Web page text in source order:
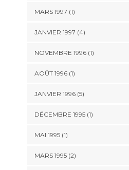
MARS 1997 (1)
JANVIER 1997 (4)
NOVEMBRE 1996 (1)
AOÛT 1996 (1)
JANVIER 1996 (5)
DÉCEMBRE 1995 (1)
MAI 1995 (1)
MARS 1995 (2)